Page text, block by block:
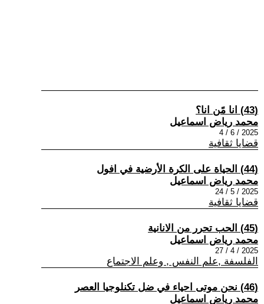
(43) انا مًن انا؟
محمد رياض اسماعيل
2025 / 6 / 4
قضايا ثقافية
(44) الحياة على الكرة الأرضية في افول
محمد رياض اسماعيل
2025 / 5 / 24
قضايا ثقافية
(45) الحب تحرر من الانانية
محمد رياض اسماعيل
2025 / 4 / 27
الفلسفة ,علم النفس , وعلم الاجتماع
(46) نحن موتى احياء في ضل تكنلوجيا العصر
محمد رياض اسماعيل